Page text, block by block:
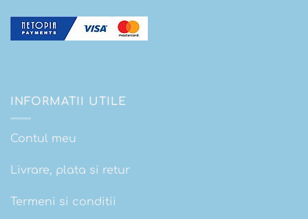
INFORMATII UTILE
Contul meu
Livrare, plata si retur
Termeni si conditii